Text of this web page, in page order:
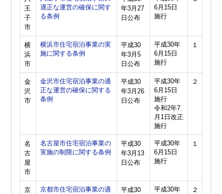
王
子
市
適正な運営の確保に関す
る条例
年3月27
日公布
6月15日
施行
横
浜
市
横浜市住宅宿泊事業の実
施に関する条例
平成30
年3月5
日公布
平成30年
6月15日
施行
１
金
沢
市
金沢市住宅宿泊事業の適
正な運営の確保に関する
条例
平成30
年3月26
日公布
平成30年
6月15日
施行
令和2年7
月1日改正
施行
２
名
古
屋
市
名古屋市住宅宿泊事業の
実施の制限に関する条例
平成30
年3月13
日公布
平成30年
6月15日
施行
１
京
京都市住宅宿泊事業の適
平成30
平成30年
２